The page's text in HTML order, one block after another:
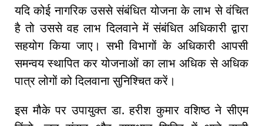
यदि कोई नागरिक उससे संबंधित योजना के लाभ से वंचित
है तो उससे वह लाभ दिलवाने में संबंधित अधिकारी द्वारा
सहयोग किया जाए। सभी विभागों के अधिकारी आपसी
समन्वय स्थापित कर योजनाओं का लाभ अधिक से अधिक
पात्र लोगों को दिलवाना सुनिश्चित करें।
इस मौके पर उपायुक्त डा. हरीश कुमार वशिष्ठ ने सीएम